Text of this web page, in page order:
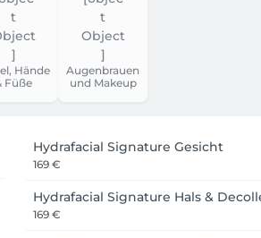
Hände
Füße
Augenbrauen
und Makeup
Hydrafacial Signature Gesicht
169 €
Hydrafacial Signature Hals &
169 €